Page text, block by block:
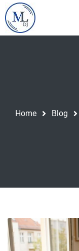
Home Blog